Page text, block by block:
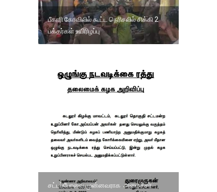
பீகாரி கோவிலில் கூட்ட நெரிசலில் சிக்கி 2
பக்தர்கள் உயிரிழப்பு
சட்டப்பேரவை முன்னவராக அமைச்சர்